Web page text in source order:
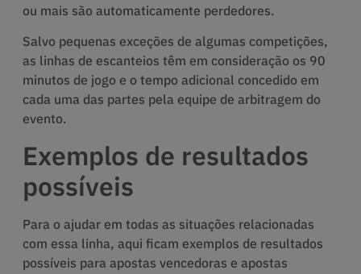
ou mais são automaticamente perdedores.
Salvo pequenas exceções de algumas competições,
as linhas de escanteios têm em consideração os 90
minutos de jogo e o tempo adicional concedido em
cada uma das partes pela equipe de arbitragem do
evento.
Exemplos de resultados
possíveis
Para o ajudar em todas as situações relacionadas
com essa linha, aqui ficam exemplos de resultados
possíveis para apostas vencedoras e apostas